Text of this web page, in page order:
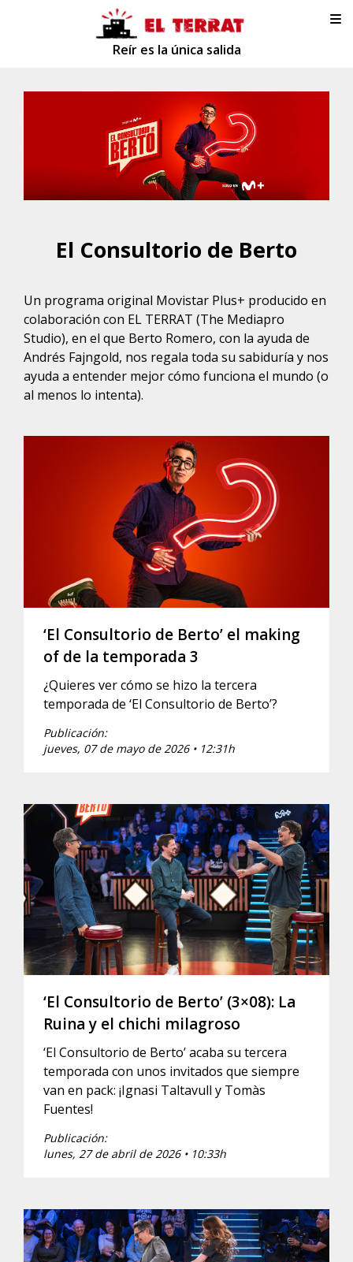
Reír es la única salida
El Consultorio de Berto
Un programa original Movistar Plus+ producido en
colaboración con EL TERRAT (The Mediapro
Studio), en el que Berto Romero, con la ayuda de
Andrés Fajngold, nos regala toda su sabiduría y nos
ayuda a entender mejor cómo funciona el mundo (o
al menos lo intenta).
‘El Consultorio de Berto’ el making
of de la temporada 3
¿Quieres ver cómo se hizo la tercera
temporada de ‘El Consultorio de Berto’?
Publicación:
jueves, 07 de mayo de 2026 • 12:31h
‘El Consultorio de Berto’ (3×08): La
Ruina y el chichi milagroso
‘El Consultorio de Berto’ acaba su tercera
temporada con unos invitados que siempre
van en pack: ¡Ignasi Taltavull y Tomàs
Fuentes!
Publicación:
lunes, 27 de abril de 2026 • 10:33h